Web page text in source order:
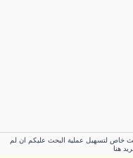
خاص لتسهيل عملية البحث عليكم ان لم
هنا